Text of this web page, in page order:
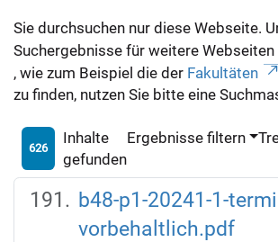
Sie durchsuchen nur diese Webseite.
Suchergebnisse für weitere Webseiten
, wie zum Beispiel die der Fakultäten
zu finden, nutzen Sie bitte eine
626
Inhalte
gefunden
Ergebnisse filtern
b48-p1-20241-1-
vorbehaltlich.pdf